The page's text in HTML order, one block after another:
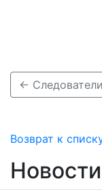
Возврат к